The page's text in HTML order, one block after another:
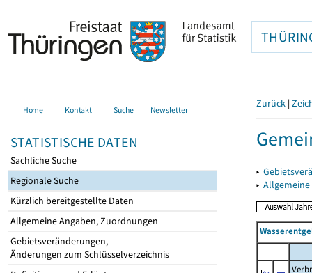
Home Kontakt Suche Newsletter
STATISTISCHE DATEN
Sachliche Suche
Regionale Suche
Kürzlich bereitgestellte Daten
Allgemeine Angaben, Zuordnungen
Gebietsveränderungen,
Änderungen zum Schlüsselverzeichnis
Zurück |
▸
▸